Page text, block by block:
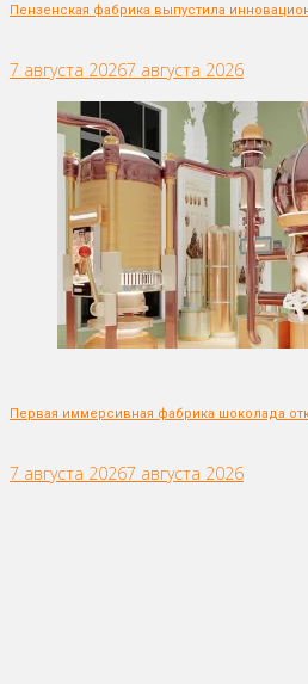
Пензенская фабрика выпустила
7 августа 20267 августа 2026
Первая иммерсивная фабрика шоколада
7 августа 20267 августа 2026